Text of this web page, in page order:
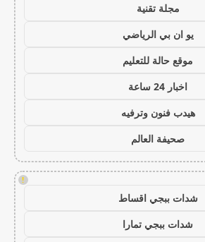
مجلة تقنية
يو ان بي الرياضي
موقع حالة للتعليم
اخبار 24 ساعة
هيدب فنون وترفيه
صحيفة العالم
!
شدات ببجي اقساط
شدات ببجي تمارا